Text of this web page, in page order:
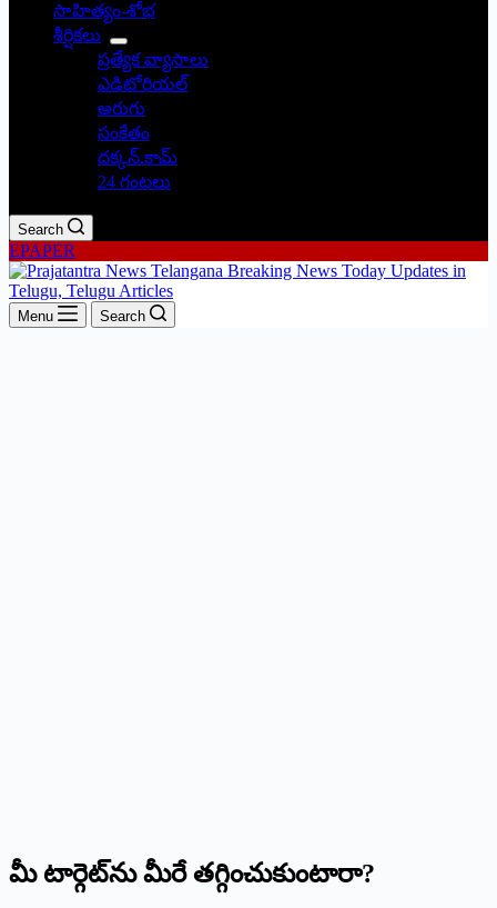
సాహిత్యం-శోభ
శీర్షికలు
ప్రత్యేక వ్యాసాలు
ఎడిటోరియల్
అరుగు
సంకేతం
దక్కన్.కామ్
24 గంటలు
Search
EPAPER
Menu Search
మీ టార్గెట్‌ను మీరే తగ్గించుకుంటారా?